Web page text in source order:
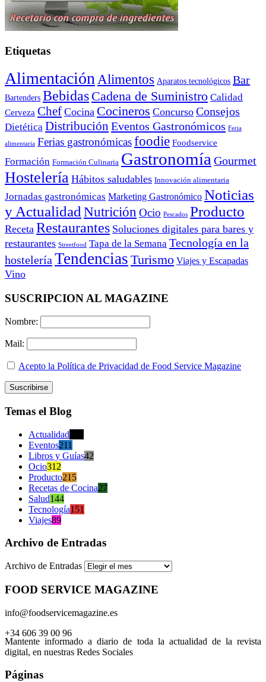
Etiquetas
Alimentación Alimentos Aparatos tecnológicos Bar
Bartenders Bebidas Cadena de Suministro Calidad
Cerveza Chef Cocina Cocineros Concurso Consejos
Dietética Distribución Eventos Gastronómicos Feria
alimentaria Ferias gastronómicasfoodie Foodservice
Formación Formación Culinaria Gastronomía Gourmet
Hostelería Hábitos saludables Innovación alimentaria
Jornadas gastronómicas Marketing Gastronómico Noticias
y Actualidad Nutrición Ocio Pescados Producto
Receta Restaurantes Soluciones digitales para bares y
restaurantes Streetfood Tapa de la Semana Tecnología en la
hostelería Tendencias Turismo Viajes y Escapadas
Vino
SUSCRIPCION AL MAGAZINE
Nombre:
Mail:
Acepto la Política de Privacidad de Food Service Magazine
Temas el Blog
Actualidad
Eventos211
Libros y Guías42
Ocio312
Producto215
Recetas de Cocina27
Salud144
Tecnología151
Viajes89
Archivo de Entradas
Archivo de Entradas
FOOD SERVICE MAGAZINE
info@foodservicemagazine.es
+34 606 39 00 96
Mantente informado a diario de toda la actualidad de la revista
digital, en nuestras Redes Sociales
Páginas